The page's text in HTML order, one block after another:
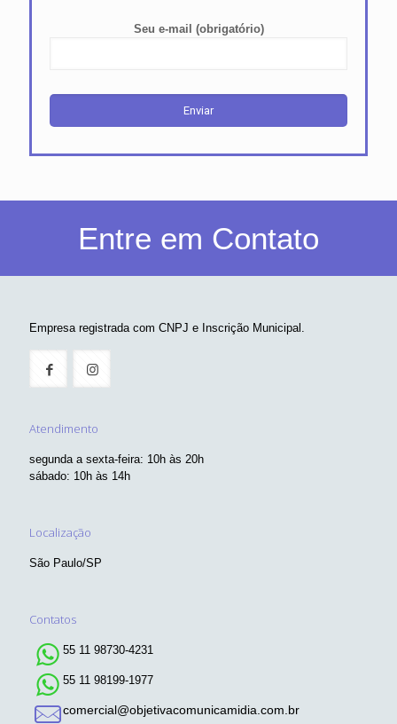
Seu e-mail (obrigatório)
Entre em Contato
Empresa registrada com CNPJ e Inscrição Municipal.
Atendimento
segunda a sexta-feira: 10h às 20h
sábado: 10h às 14h
Localização
São Paulo/SP
Contatos
55 11 98730-4231
55 11 98199-1977
comercial@objetivacomunicamidia.com.br